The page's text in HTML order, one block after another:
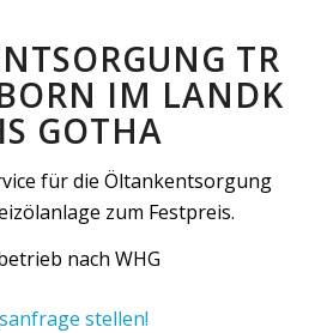
TR
IM LANDK
GOTHA
für die Öltankentsorgung
zum Festpreis.
nach WHG
stellen!